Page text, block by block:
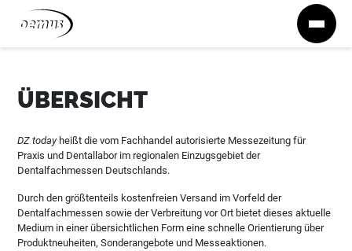
Zum Inhalt springen
ÜBERSICHT
DZ todayheißt die vom Fachhandel autorisierte Messezeitung für
Praxis und Dentallabor im regionalen Einzugsgebiet der
Dentalfachmessen Deutschlands.
Durch den größtenteils kostenfreien Versand im Vorfeld der
Dentalfachmessen sowie der Verbreitung vor Ort bietet dieses aktuelle
Medium in einer übersichtlichen Form eine schnelle Orientierung über
Produktneuheiten, Sonderangebote und Messeaktionen.